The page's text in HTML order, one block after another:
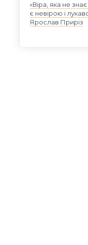
«Віра, яка не
є невірою і
Ярослав Приріз